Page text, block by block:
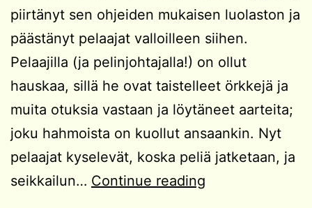
piirtänyt sen ohjeiden mukaisen luolaston ja
päästänyt pelaajat valloilleen siihen.
Pelaajilla (ja pelinjohtajalla!) on ollut
hauskaa, sillä he ovat taistelleet örkkejä ja
muita otuksia vastaan ja löytäneet aarteita;
joku hahmoista on kuollut ansaankin. Nyt
pelaajat kyselevät, koska peliä jatketaan, ja
seikkailun… Continue reading